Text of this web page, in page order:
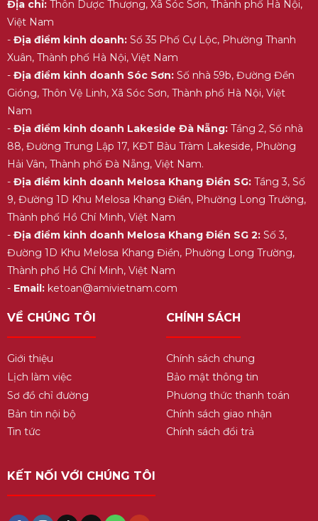
Địa chỉ:Thôn Dược Thượng, Xã Sóc Sơn, Thành phố Hà Nội,
Việt Nam
- Địa điểm kinh doanh:Số 35 Phố Cự Lộc, Phường Thanh
Xuân, Thành phố Hà Nội, Việt Nam
- Địa điểm kinh doanh Sóc Sơn:Số nhà 59b, Đường Đền
Gióng, Thôn Vệ Linh, Xã Sóc Sơn, Thành phố Hà Nội, Việt
Nam
- Địa điểm kinh doanh Lakeside Đà Nẵng:Tầng 2, Số nhà
88, Đường Trung Lập 17, KĐT Bàu Tràm Lakeside, Phường
Hải Vân, Thành phố Đà Nẵng, Việt Nam.
- Địa điểm kinh doanh Melosa Khang Điền SG:Tầng 3, Số
9, Đường 1D Khu Melosa Khang Điền, Phường Long Trường,
Thành phố Hồ Chí Minh, Việt Nam
- Địa điểm kinh doanh Melosa Khang Điền SG 2:Số 3,
Đường 1D Khu Melosa Khang Điền, Phường Long Trường,
Thành phố Hồ Chí Minh, Việt Nam
- Email:ketoan@amivietnam.com
VỀ CHÚNG TÔI
Giới thiệu
Lịch làm việc
Sơ đồ chỉ đường
Bản tin nội bộ
Tin tức
CHÍNH SÁCH
Chính sách chung
Bảo mật thông tin
Phương thức thanh toán
Chính sách giao nhận
Chính sách đổi trả
KẾT NỐI VỚI CHÚNG TÔI